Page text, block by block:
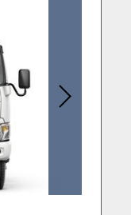
Следующее